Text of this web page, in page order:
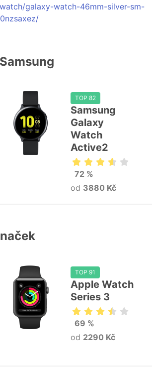
galaxy-watch-46mm-silver-sm-
TOP 82
Samsung
Galaxy
Watch
Active2
72 %
od 3880 Kč
TOP 91
Apple Watch
Series 3
69 %
od 2290 Kč